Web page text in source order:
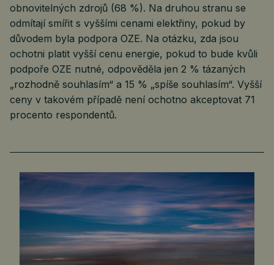
obnovitelných zdrojů (68 %). Na druhou stranu se
odmítají smířit s vyššími cenami elektřiny, pokud by
důvodem byla podpora OZE. Na otázku, zda jsou
ochotni platit vyšší cenu energie, pokud to bude kvůli
podpoře OZE nutné, odpověděla jen 2 % tázaných
„rozhodně souhlasím“ a 15 % „spíše souhlasím“. Vyšší
ceny v takovém případě není ochotno akceptovat 71
procento respondentů.